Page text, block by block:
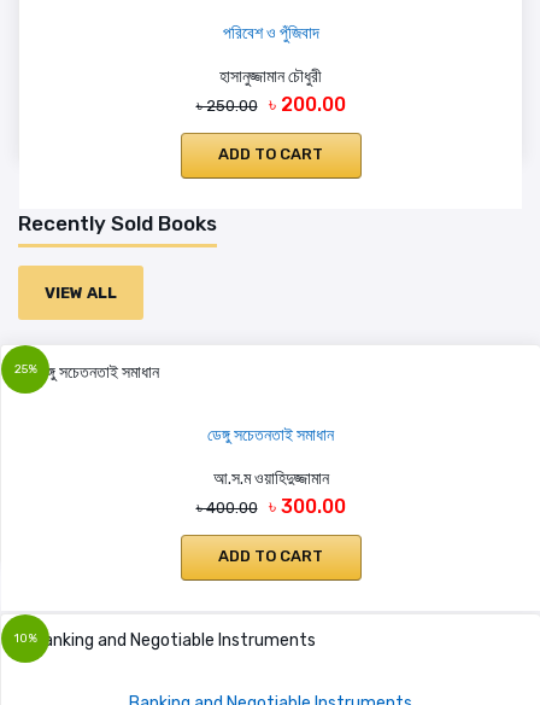
পরিবেশ ও পুঁজিবাদ
হাসানুজ্জামান চৌধুরী
৳ 250.00 ৳ 200.00
ADD TO CART
Recently Sold Books
VIEW ALL
25%
ডেঙ্গু সচেতনতাই সমাধান
আ.স.ম ওয়াহিদুজ্জামান
৳ 400.00 ৳ 300.00
ADD TO CART
10%